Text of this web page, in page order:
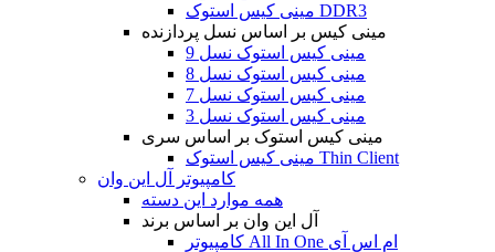
مینی کیس استوک DDR3
مینی کیس بر اساس نسل پردازنده
مینی کیس استوک نسل 9
مینی کیس استوک نسل 8
مینی کیس استوک نسل 7
مینی کیس استوک نسل 3
مینی کیس استوک بر اساس سری
مینی کیس استوک Thin Client
کامپیوتر آل این وان
همه موارد این دسته
آل این وان بر اساس برند
کامپیوتر All In One ام اس آی